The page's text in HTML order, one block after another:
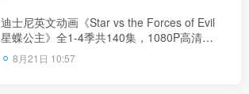
迪士尼英文动画《Star vs the Forces of Evil
星蝶公主》全1-4季共140集，1080P高清视
频带英文字幕，百度网盘下载！
8月21日 10:57